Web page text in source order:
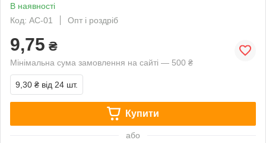
В наявності
Код: AC-01
Опт і роздріб
9,75 ₴
Мінімальна сума замовлення на сайті — 500 ₴
9,30 ₴ від 24 шт.
Купити
або